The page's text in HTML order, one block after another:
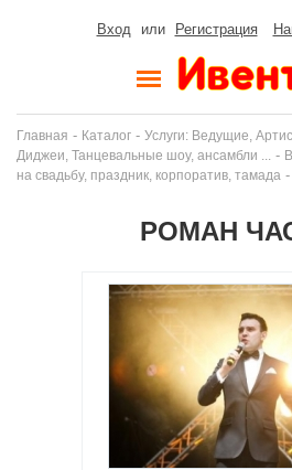
Вход или Регистрация
Главная - Каталог - Услуги: Ведущие,
Диджеи, Танцевальные шоу, ансамбли ...
-
на свадьбу, праздник, корпоратив, тамада -
РОМАН